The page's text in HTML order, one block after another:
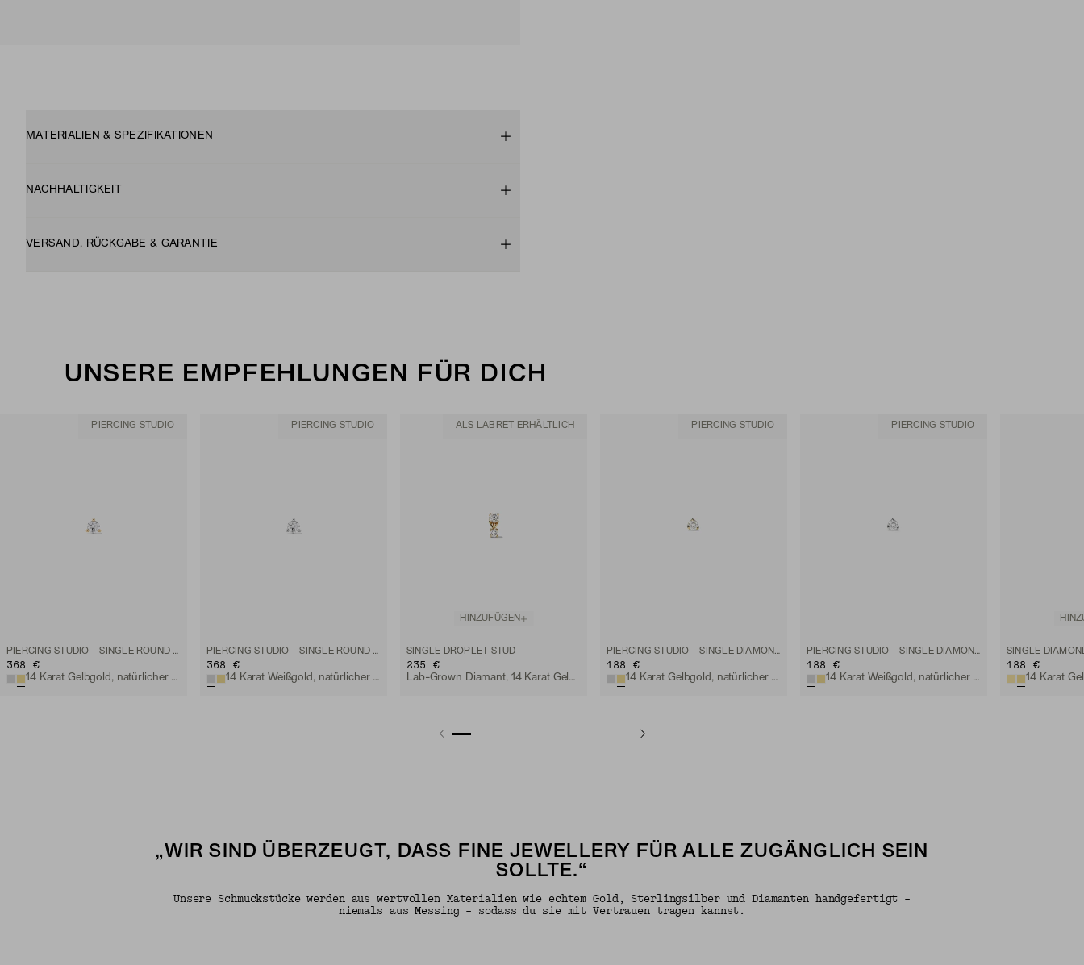
MATERIALIEN & SPEZIFIKATIONEN
NACHHALTIGKEIT
VERSAND, RÜCKGABE & GARANTIE
UNSERE EMPFEHLUNGEN FÜR DICH
PIERCING STUDIO
PIERCING STUDIO - SINGLE ROUND DIAMOND FLAT BACK STUD
368 €
14 Karat Gelbgold, natürlicher Diamant
PIERCING STUDIO
PIERCING STUDIO - SINGLE ROUND DIAMOND FLAT BACK STUD
368 €
14 Karat Weißgold, natürlicher Diamant
ALS LABRET ERHÄLTLICH
HINZUFÜGEN
SINGLE DROPLET STUD
235 €
Lab-Grown Diamant, 14 Karat Gelbgold
PIERCING STUDIO
PIERCING STUDIO - SINGLE DIAMOND MINI FLAT BACK STUD
188 €
14 Karat Gelbgold, natürlicher Diamant
PIERCING STUDIO
PIERCING STUDIO - SINGLE DIAMOND MINI FLAT BACK STUD
188 €
14 Karat Weißgold, natürlicher Diamant
SINGLE
188 €
„WIR SIND ÜBERZEUGT, DASS FINE JEWELLERY FÜR ALLE ZUGÄNGLICH SEIN
SOLLTE.“
Unsere Schmuckstücke werden aus wertvollen Materialien wie echtem Gold, Sterlingsilber und Diamanten handgefertigt –
niemals aus Messing – sodass du sie mit Vertrauen tragen kannst.